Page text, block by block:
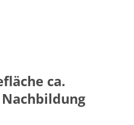
ca.
Nachbildung